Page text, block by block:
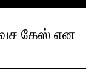
கேஸ் என